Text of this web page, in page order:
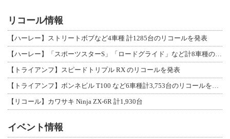
リコール情報
【ハーレー】ストリートボブなど4車種 計1285台のリコールを発表
【トライアンフ】スピードトリプル RX のリコールを発表
【リコール】カワサキ Ninja ZX-6R 計1,930台
イベント情報